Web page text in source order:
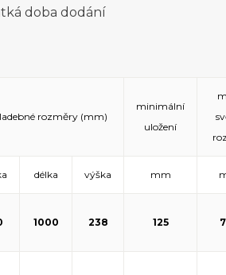
doba dodání
rozměry (mm)
minimální
uložení
délka výška mm
1000 238 125